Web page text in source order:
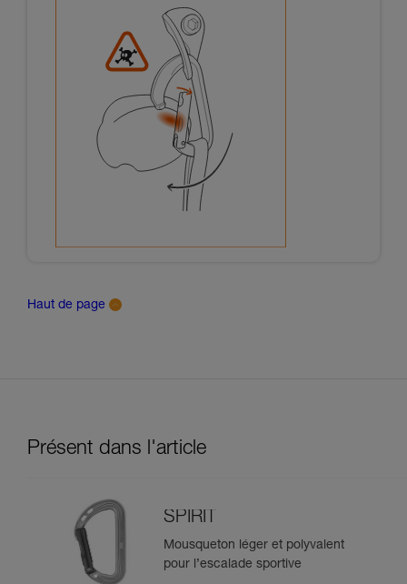
Haut de page
Présent dans l'article
SPIRIT
Mousqueton léger et polyvalent
pour l’escalade sportive